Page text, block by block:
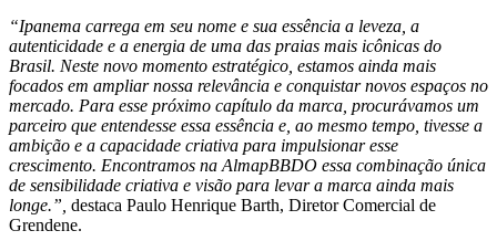
“Ipanema carrega em seu nome e sua essência a leveza, a
autenticidade e a energia de uma das praias mais icônicas do
Brasil. Neste novo momento estratégico, estamos ainda mais
focados em ampliar nossa relevância e conquistar novos espaços no
mercado. Para esse próximo capítulo da marca, procurávamos um
parceiro que entendesse essa essência e, ao mesmo tempo, tivesse a
ambição e a capacidade criativa para impulsionar esse
crescimento. Encontramos na AlmapBBDO essa combinação única
de sensibilidade criativa e visão para levar a marca ainda mais
longe.”, destaca Paulo Henrique Barth, Diretor Comercial de
Grendene.